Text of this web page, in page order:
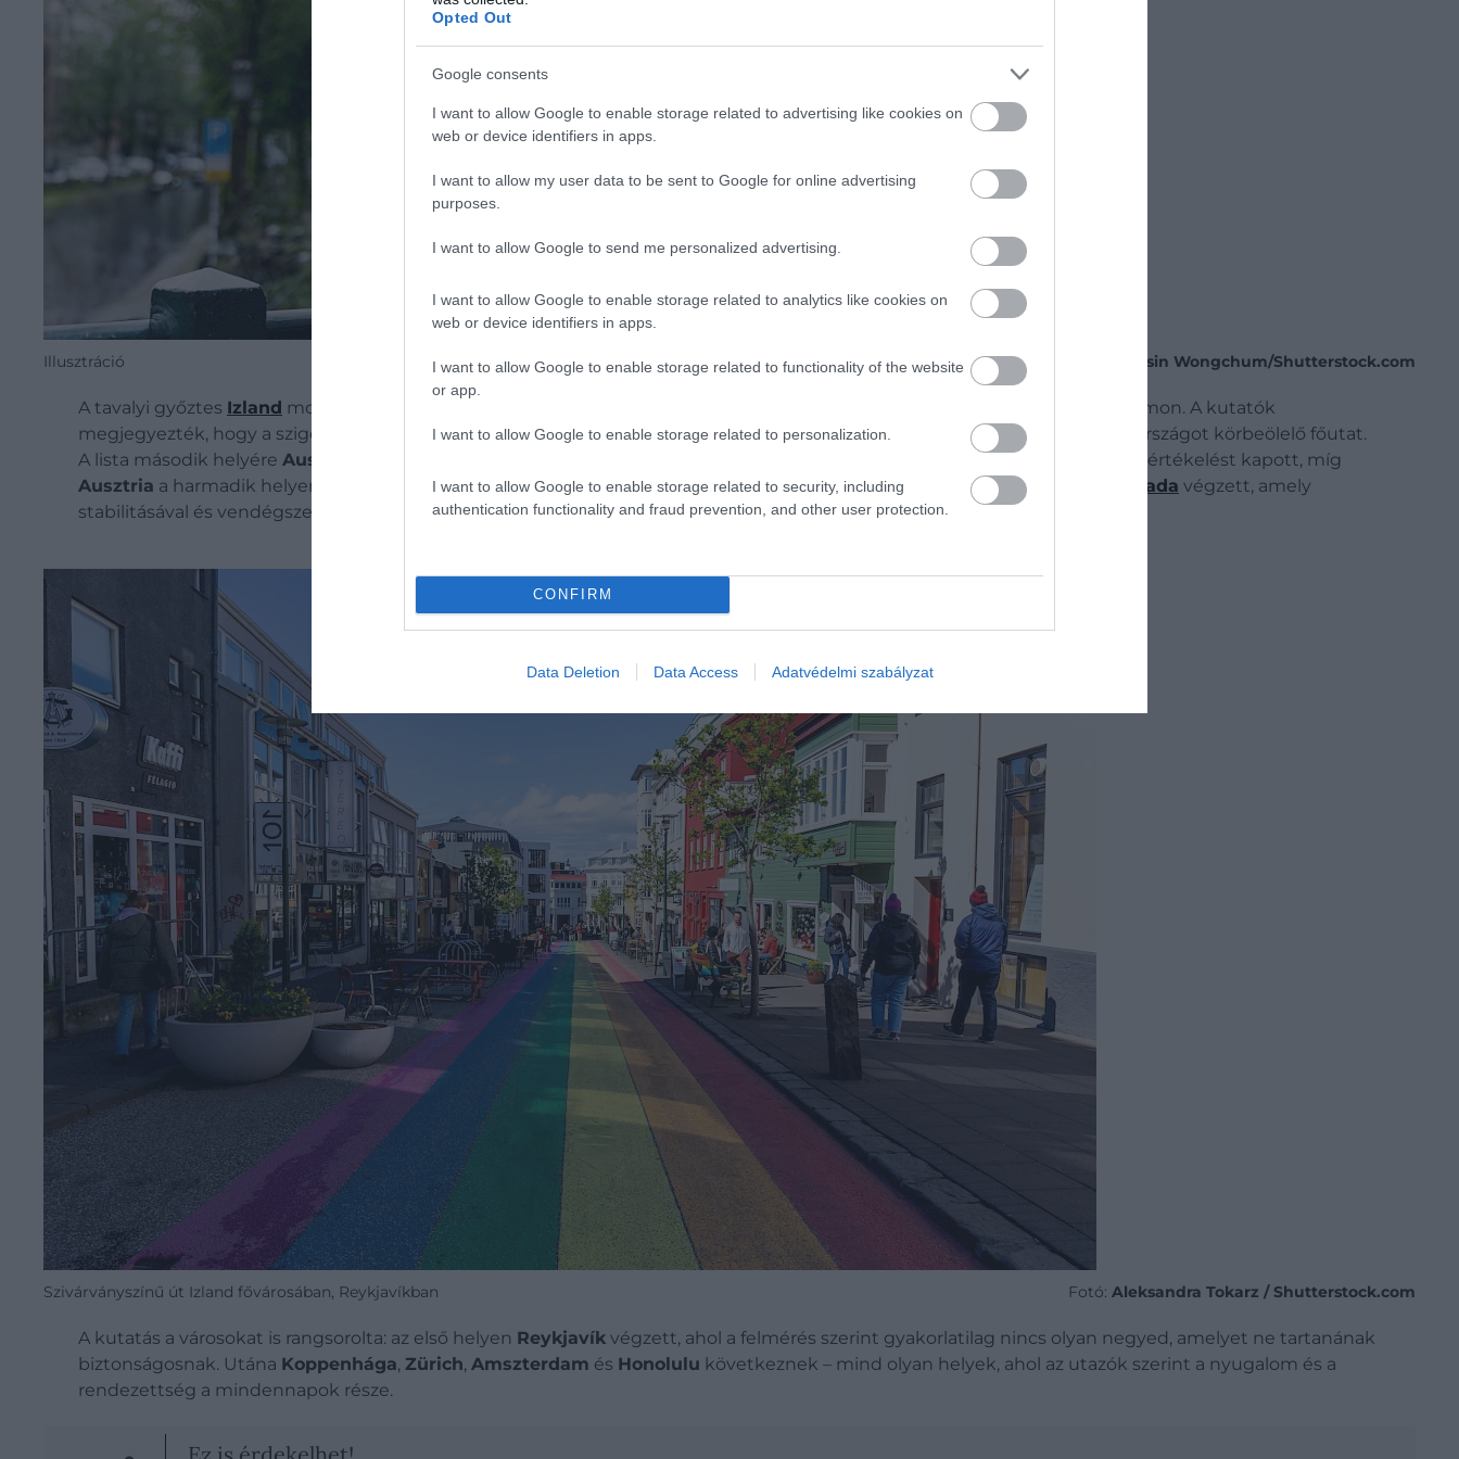
Opted Out
Google consents
I want to allow Google to enable storage related to advertising like cookies on
web or device identifiers in apps.
I want to allow my user data to be sent to Google for online advertising
purposes.
I want to allow Google to send me personalized advertising.
I want to allow Google to enable storage related to analytics like cookies on
web or device identifiers in apps.
I want to allow Google to enable storage related to functionality of the website
or app.
I want to allow Google to enable storage related to personalization.
I want to allow Google to enable storage related to security, including
authentication functionality and fraud prevention, and other user protection.
CONFIRM
Data Deletion Data Access Adatvédelmi szabályzat
Illusztráció Noppasin Wongchum/Shutterstock.com
A tavalyi győztes Izland most a negyedik helyre csúszott vissza, bár továbbra is a világ legbékésebb országaként tartják számon. A kutatók
megjegyezték, hogy a szigetországban a legnagyobb kockázatot a vulkánkitörések jelentik, amelyek időnként elzárják az országot körbeölelő főutat.
A lista második helyére Ausztrália
került, ahol az egészségügyi biztonság és a terrorizmustól való védelem egyaránt magas értékelést kapott, míg
Ausztria a harmadik helyen debütált – látványos előrelépés, hiszen tavaly még a listán sem szerepelt. Az ötödik helyen Kanada végzett, amely
stabilitásával és vendégszeretetével már évek óta a legbiztonságosabb úti célok között szerepel.
Szivárványszínű út Izland fővárosában, Reykjavíkban Fotó: Aleksandra Tokarz / Shutterstock.com
A kutatás a városokat is rangsorolta: az első helyen Reykjavík végzett, ahol a felmérés szerint gyakorlatilag nincs olyan negyed, amelyet ne tartanának
biztonságosnak. Utána Koppenhága, Zürich, Amszterdam és Honolulu következnek – mind olyan helyek, ahol az utazók szerint a nyugalom és a
rendezettség a mindennapok része.